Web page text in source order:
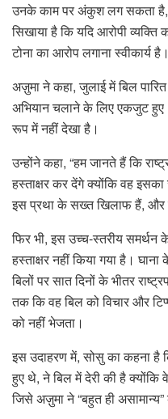
उनके काम पर अंकुश लग सकता है,
सिखाया है कि यदि आरोपी व्यक्ति
टोना का आरोप लगाना स्वीकार्य है।
अज़ुमा ने कहा, जुलाई में बिल
अभियान चलाने के लिए एकजुट
रूप में नहीं देखा है।
उन्होंने कहा, “हम जानते हैं कि
हस्ताक्षर कर देंगे क्योंकि वह
इस प्रथा के सख्त खिलाफ हैं, और
फिर भी, इस उच्च-स्तरीय
हस्ताक्षर नहीं किया गया है।
बिलों पर सात दिनों के भीतर
तक कि वह बिल को विचार और
को नहीं भेजता।
इस उदाहरण में, सोसु का कहना है
हुए थे, ने बिल में देरी की है
जिसे अज़ुमा ने “बहुत ही